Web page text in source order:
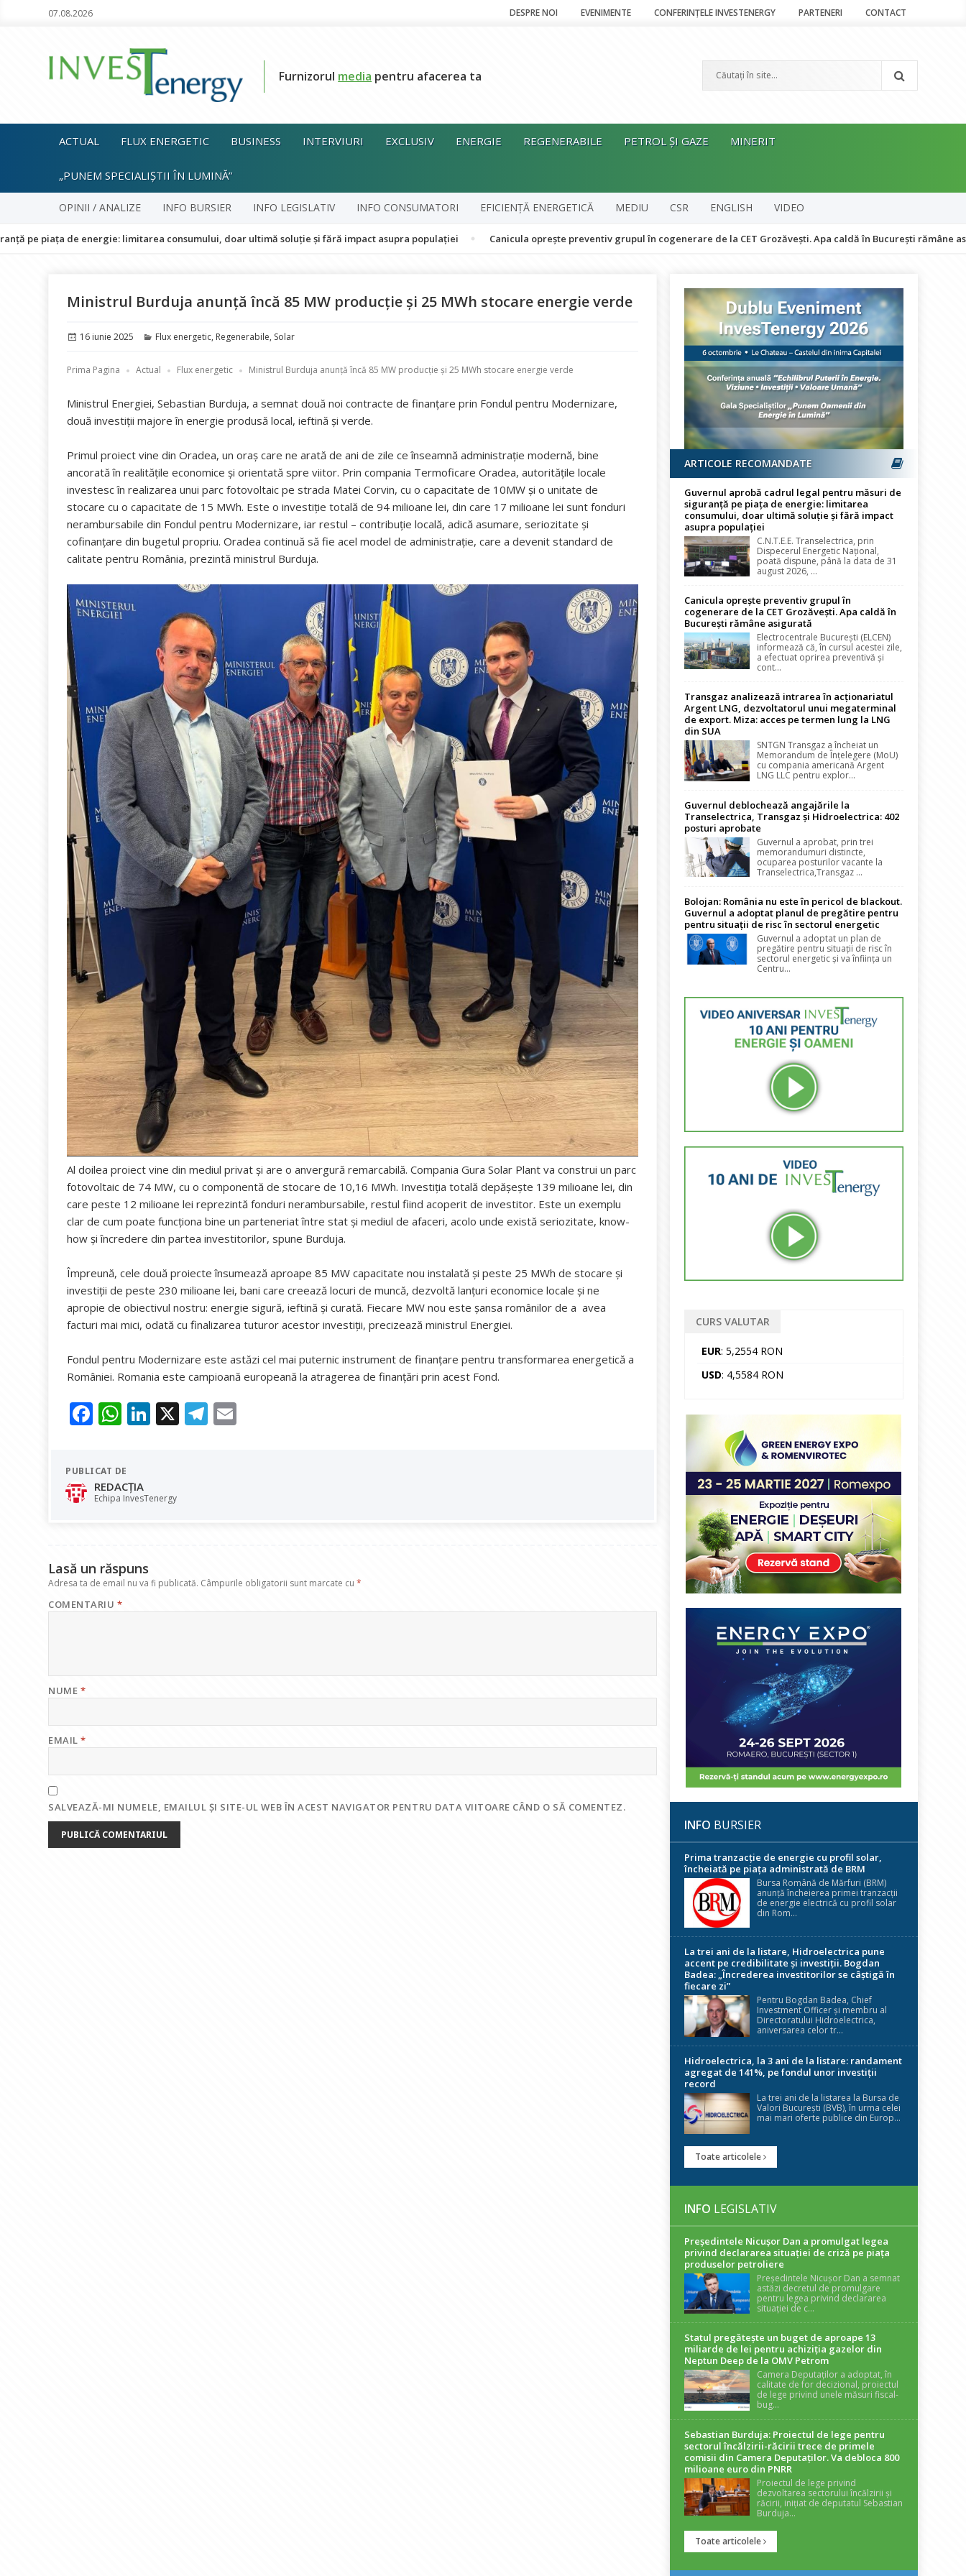
07.08.2026 DESPRE NOI EVENIMENTE CONFERINȚELE INVESTENERGY PARTENERI CONTACT
Furnizorul media pentru afacerea ta
ACTUAL FLUX ENERGETIC BUSINESS INTERVIURI EXCLUSIV ENERGIE REGENERABILE PETROL ȘI GAZE MINERIT
„PUNEM SPECIALIȘTII ÎN LUMINĂ”
OPINII / ANALIZE INFO BURSIER INFO LEGISLATIV INFO CONSUMATORI EFICIENȚĂ ENERGETICĂ MEDIU CSR ENGLISH VIDEO
energie: limitarea consumului, doar ultimă soluție și fără impact asupra populației Canicula oprește preventiv grupul în cogenerare de la CET Grozăvești. Apa caldă în București rămâne asigurată
Ministrul Burduja anunță încă 85 MW producție și 25 MWh stocare energie verde
Publicat
16 iunie 2025 Categorii
Flux energetic, Regenerabile, Solar
Prima Pagina Actual Flux energetic Ministrul Burduja anunță încă 85 MW producție și 25 MWh stocare energie verde
Ministrul Energiei, Sebastian Burduja, a semnat două noi contracte de finanțare prin Fondul pentru Modernizare,
două investiții majore în energie produsă local, ieftină și verde.
Primul proiect vine din Oradea, un oraș care ne arată de ani de zile ce înseamnă administrație modernă, bine
ancorată în realitățile economice și orientată spre viitor. Prin compania Termoficare Oradea, autoritățile locale
investesc în realizarea unui parc fotovoltaic pe strada Matei Corvin, cu o capacitate de 10MW și o unitate de
stocare cu o capacitate de 15 MWh. Este o investiție totală de 94 milioane lei, din care 17 milioane lei sunt fonduri
nerambursabile din Fondul pentru Modernizare, iar restul – contribuție locală, adică asumare, seriozitate și
cofinanțare din bugetul propriu. Oradea continuă să fie acel model de administrație, care a devenit standard de
calitate pentru România, prezintă ministrul Burduja.
Al doilea proiect vine din mediul privat și are o anvergură remarcabilă. Compania Gura Solar Plant va construi un parc
fotovoltaic de 74 MW, cu o componentă de stocare de 10,16 MWh. Investiția totală depășește 139 milioane lei, din
care peste 12 milioane lei reprezintă fonduri nerambursabile, restul fiind acoperit de investitor. Este un exemplu
clar de cum poate funcționa bine un parteneriat între stat și mediul de afaceri, acolo unde există seriozitate, know-
how și încredere din partea investitorilor, spune Burduja.
Împreună, cele două proiecte însumează aproape 85 MW capacitate nou instalată și peste 25 MWh de stocare și
investiții de peste 230 milioane lei, bani care creează locuri de muncă, dezvoltă lanțuri economice locale și ne
apropie de obiectivul nostru: energie sigură, ieftină și curată. Fiecare MW nou este șansa românilor de a avea
facturi mai mici, odată cu finalizarea tuturor acestor investiții, precizează ministrul Energiei.
Fondul pentru Modernizare este astăzi cel mai puternic instrument de finanțare pentru transformarea energetică a
României. Romania este campioană europeană la atragerea de finanțări prin acest Fond.
F
b
o
W
s
A
Li
dI
X T
PUBLICAT DE
REDACȚIA
Echipa InvesTenergy
Lasă un răspuns
Adresa ta de email nu va fi publicată. Câmpurile obligatorii sunt marcate cu*
COMENTARIU *
NUME *
EMAIL*
SALVEAZĂ-MI NUMELE, EMAILUL ȘI SITE-UL WEB ÎN ACEST NAVIGATOR PENTRU DATA VIITOARE CÂND O SĂ COMENTEZ.
ARTICOLE RECOMANDATE
Guvernul aprobă cadrul legal pentru măsuri de
siguranță pe piața de energie: limitarea
consumului, doar ultimă soluție și fără impact
asupra populației
C.N.T.E.E. Transelectrica, prin
Dispecerul Energetic Național,
poată dispune, până la data de 31
august 2026, ...
Canicula oprește preventiv grupul în
cogenerare de la CET Grozăvești. Apa caldă în
București rămâne asigurată
Electrocentrale București (ELCEN)
informează că, în cursul acestei zile,
a efectuat oprirea preventivă și
cont...
Transgaz analizează intrarea în acționariatul
Argent LNG, dezvoltatorul unui megaterminal
de export. Miza: acces pe termen lung la LNG
din SUA
SNTGN Transgaz a încheiat un
Memorandum de Înțelegere (MoU)
cu compania americană Argent
LNG LLC pentru explor...
Guvernul deblochează angajările la
Transelectrica, Transgaz și Hidroelectrica: 402
posturi aprobate
Guvernul a aprobat, prin trei
memorandumuri distincte,
ocuparea posturilor vacante la
Transelectrica,Transgaz ...
Bolojan: România nu este în pericol de blackout.
Guvernul a adoptat planul de pregătire pentru
pentru situații de risc în sectorul energetic
Guvernul a adoptat un plan de
pregătire pentru situații de risc în
sectorul energetic și va înființa un
Centru...
CURS VALUTAR
EUR: 5,2554 RON
USD: 4,5584 RON
INFO BURSIER
Prima tranzacție de energie cu profil solar,
încheiată pe piața administrată de BRM
Bursa Română de Mărfuri (BRM)
anunță încheierea primei tranzacții
de energie electrică cu profil solar
din Rom...
La trei ani de la listare, Hidroelectrica pune
accent pe credibilitate și investiții. Bogdan
Badea: „Încrederea investitorilor se câștigă în
fiecare zi”
Pentru Bogdan Badea, Chief
Investment Officer și membru al
Directoratului Hidroelectrica,
aniversarea celor tr...
Hidroelectrica, la 3 ani de la listare: randament
agregat de 141%, pe fondul unor investiții
record
La trei ani de la listarea la Bursa de
Valori București (BVB), în urma celei
mai mari oferte publice din Europ...
Toate articolele
INFO LEGISLATIV
Președintele Nicuşor Dan a promulgat legea
privind declararea situaţiei de criză pe piaţa
produselor petroliere
Președintele Nicușor Dan a semnat
astăzi decretul de promulgare
pentru legea privind declararea
situației de c...
Statul pregătește un buget de aproape 13
miliarde de lei pentru achiziția gazelor din
Neptun Deep de la OMV Petrom
Camera Deputaților a adoptat, în
calitate de for decizional, proiectul
de lege privind unele măsuri fiscal-
bug...
Sebastian Burduja: Proiectul de lege pentru
sectorul încălzirii-răcirii trece de primele
comisii din Camera Deputaților. Va debloca 800
milioane euro din PNRR
Proiectul de lege privind
dezvoltarea sectorului încălzirii și
răcirii, inițiat de deputatul Sebastian
Burduja...
Toate articolele